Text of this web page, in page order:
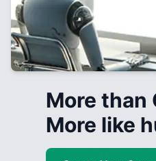
More than
More like